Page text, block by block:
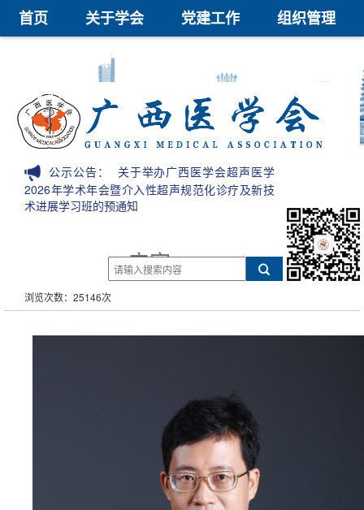
首页 关于学会 党建工作
组织管理
继续教育
医学科技奖
信息公开
公示公告： 关于举办广西医学会超声医学
2026年学术年会暨介入性超声规范化诊疗及新技
术进展学习班的预通知
宁宗
浏览次数：25146次